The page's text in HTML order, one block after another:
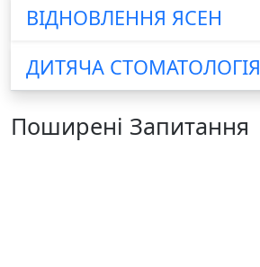
ВІДНОВЛЕННЯ ЯСЕН
ДИТЯЧА СТОМАТОЛОГІЯ
Поширені Запитання